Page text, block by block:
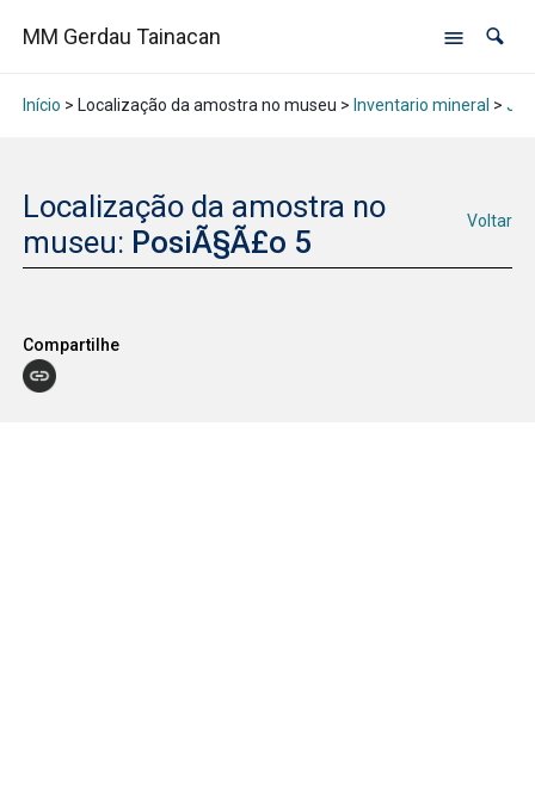
MM Gerdau Tainacan
Início > Localização da amostra no museu > Inventario mineral >
Localização da amostra no
museu: PosiÃ§Ã£o 5
Voltar
Compartilhe